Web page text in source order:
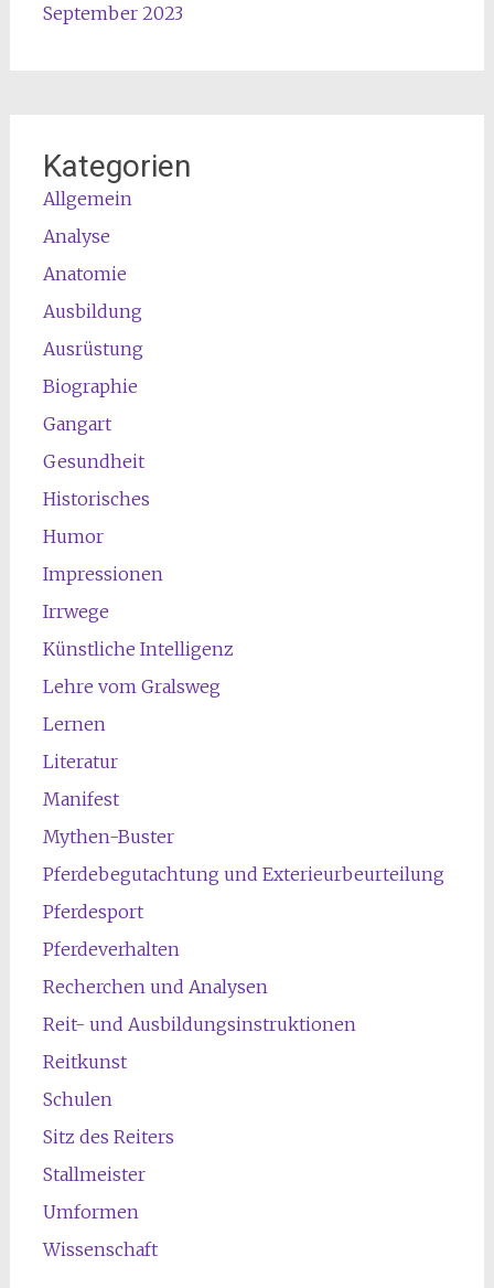
September 2023
Kategorien
Allgemein
Analyse
Anatomie
Ausbildung
Ausrüstung
Biographie
Gangart
Gesundheit
Historisches
Humor
Impressionen
Irrwege
Künstliche Intelligenz
Lehre vom Gralsweg
Lernen
Literatur
Manifest
Mythen-Buster
Pferdebegutachtung und Exterieurbeurteilung
Pferdesport
Pferdeverhalten
Recherchen und Analysen
Reit- und Ausbildungsinstruktionen
Reitkunst
Schulen
Sitz des Reiters
Stallmeister
Umformen
Wissenschaft